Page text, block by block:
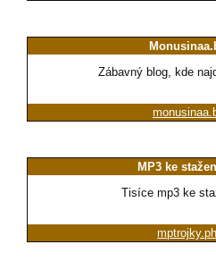
Zábavný blog, kde
MP3 ke
Tisíce mp3 ke